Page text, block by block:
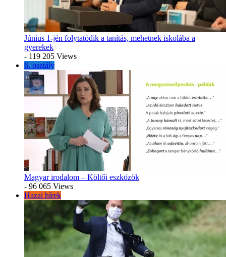
Június 1-jén folytatódik a tanítás, mehetnek iskolába a
gyerekek
- 119 205 Views
6. osztály
Magyar irodalom – Költői eszközök
- 96 065 Views
Hazai hírek